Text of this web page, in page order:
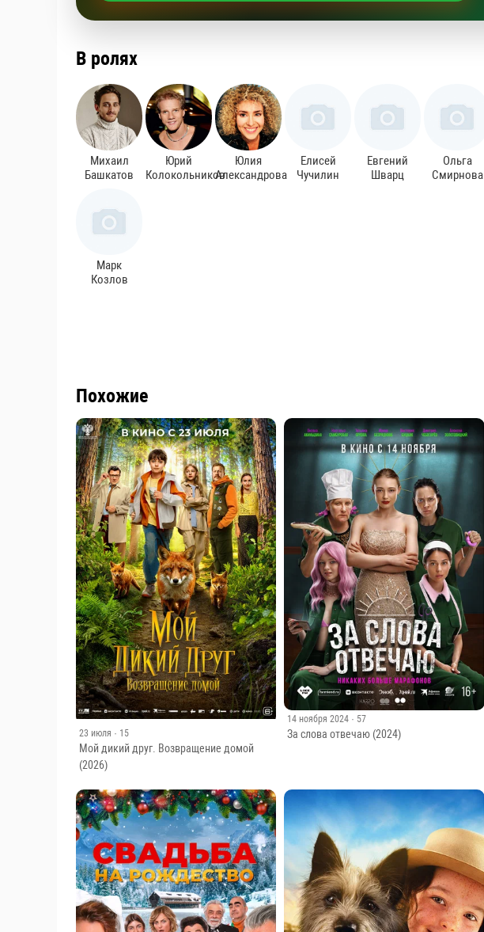
В ролях
Михаил
Башкатов
Юрий
Колокольников
Юлия
Александрова
Елисей
Чучилин
Евгений
Шварц
Ольга
Смирнова
Марк
Козлов
Похожие
23 июля · 15
Мой дикий друг. Возвращение домой
(2026)
14 ноября 2024 · 57
За слова отвечаю (2024)